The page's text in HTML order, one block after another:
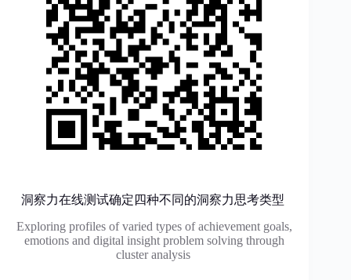
洞察力在线测试确定四种不同的洞察力思考类型
Exploring profiles of varied types of achievement goals,
emotions and digital insight problem solving through
cluster analysis